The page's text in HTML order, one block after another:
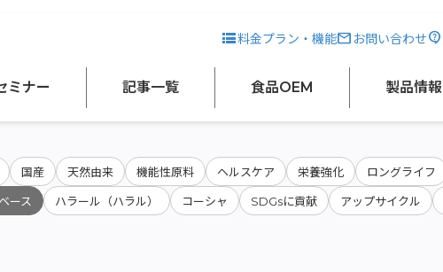
料金プラン・機能 お問い合わせ
ミナー 記事一覧 食品OEM 製品情報
会社名から検索
国産 天然由来 機能性原料 ヘルスケア 栄養強化 ロングライフ
ース ハラール（ハラル） コーシャ SDGsに貢献 アップサイクル